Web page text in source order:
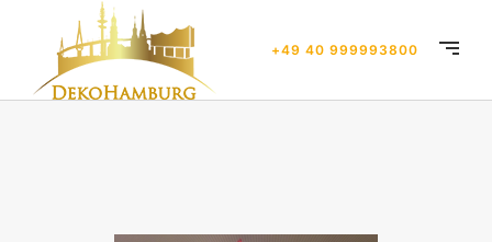
+49 40 999993800